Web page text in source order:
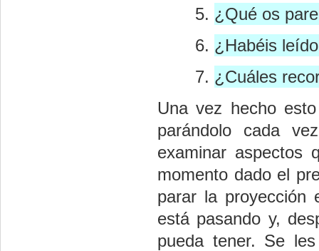
¿Qué os
¿Habéis
¿Cuáles
Una vez hecho
parándolo cada
examinar aspectos
momento dado el
parar la proyección
está pasando y,
pueda tener. Se